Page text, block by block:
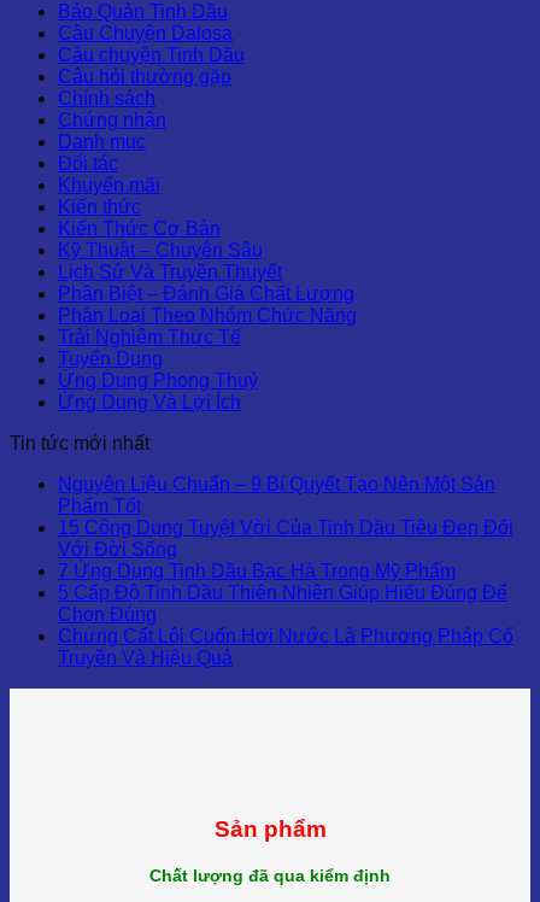
Bảo Quản Tinh Dầu
Câu Chuyện Dalosa
Câu chuyện Tinh Dầu
Câu hỏi thường gặp
Chính sách
Chứng nhận
Danh mục
Đối tác
Khuyến mãi
Kiến thức
Kiến Thức Cơ Bản
Kỹ Thuật – Chuyên Sâu
Lịch Sử Và Truyền Thuyết
Phân Biệt – Đánh Giá Chất Lượng
Phân Loại Theo Nhóm Chức Năng
Trải Nghiệm Thực Tế
Tuyển Dụng
Ứng Dụng Phong Thuỷ
Ứng Dụng Và Lợi Ích
Tin tức mới nhất
Nguyên Liệu Chuẩn – 9 Bí Quyết Tạo Nên Một Sản
Phẩm Tốt
15 Công Dụng Tuyệt Vời Của Tinh Dầu Tiêu Đen Đối
Với Đời Sống
7 Ứng Dụng Tinh Dầu Bạc Hà Trong Mỹ Phẩm
5 Cấp Độ Tinh Dầu Thiên Nhiên Giúp Hiểu Đúng Để
Chọn Đúng
Chưng Cất Lôi Cuốn Hơi Nước Là Phương Pháp Cổ
Truyền Và Hiệu Quả
Sản phẩm
Chất lượng đã qua kiểm định